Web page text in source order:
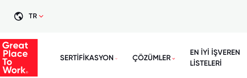
TR
SERTİFİKASYON ÇÖZÜMLER
EN İYİ İŞVEREN
LİSTELERİ